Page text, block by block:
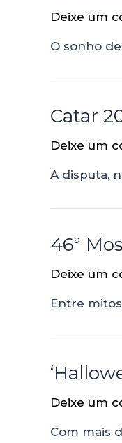
Deixe um
O sonho
Catar
Deixe um
A disputa,
46ª
Deixe um
Entre
Deixe um
Com mais